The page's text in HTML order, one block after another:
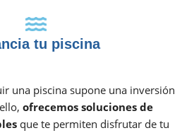
tu piscina
una piscina supone una inversión
ofrecemos soluciones de
que te permiten disfrutar de tu